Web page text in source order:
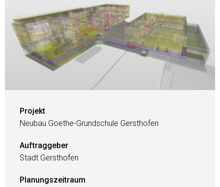
Projekt
Neubau Goethe-Grundschule Gersthofen
Auftraggeber
Stadt Gersthofen
Planungszeitraum